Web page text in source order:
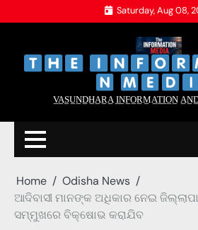
to
Saturday, Aug 08,
V̲A̲S̲U̲N̲D̲H̲A̲R̲A̲ I̲N̲F̲O̲R̲M̲A̲T̲I̲O̲N̲
Home
Odisha News
ଆଦିବାସୀ ମାନଙ୍କ ଅଧିକାର ନେଇ
ସମ୍ମୁଖରେ ବିକ୍ଷୋଭ କରାଯିବ